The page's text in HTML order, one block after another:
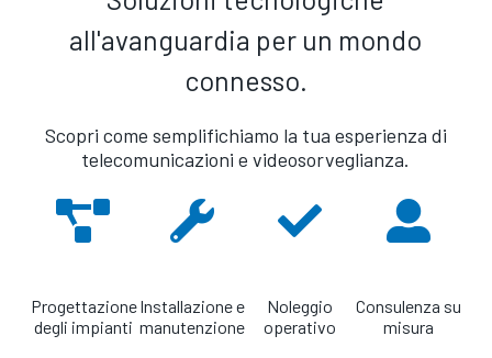
all'avanguardia per un mondo
connesso.
Scopri come semplifichiamo la tua esperienza di
telecomunicazioni e videosorveglianza.
Progettazione
degli impianti
Installazione e
manutenzione
Noleggio
operativo
Consulenza su
misura